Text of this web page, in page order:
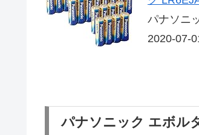
パナソニ
2020-07-
パナソニック エボル